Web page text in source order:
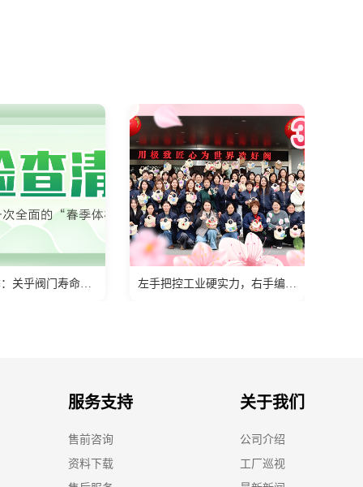
《3月保养季：关乎阀门寿命的春季检查清单，请查收！》 左手把控工业硬实力，右手编制生活小确幸
服务支持
售前咨询
资料下载
关于我们
公司介绍
工厂巡视